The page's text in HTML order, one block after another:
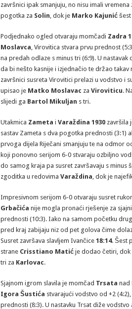
završnici ipak smanjuju, no nisu imali
pogotka za Solin , dok je Marko Kajunić
Podjednako ogled otvaraju momčadi Zadra
Moslavca , Virovitica stvara prvu prednost
na predah odlaze s minus tri (6:9). U
da bi nešto kasnije i izjednačio te držao
završnici susreta Virovitici prelazi u vodstvo i
upisao je Matko Moslavac za Viroviticu.
slijedi ga Bartol Mikuljan s tri.
Utakmica Zameta i Varaždina 1930 završila
sastav Zameta s dva pogotka prednosti (3:1)
prvoga dijela Riječani smanjuju te na odmor
koji ponovno serijom 6-0 stvaraju ozbiljno
do samog kraja pa susret završavaju s minus
zgoditka u redovima Varaždina , dok je
Impresivnom serijom 6-0 otvaraju susret
Grbačića nije mogla pronaći rješenje za
prednosti (10:3). Iako na samom početku
pred kraj zabijaju niz od pet golova čime
Susret završava slavljem Ivančice 18:14. Šest
strane Crisstiano Matić je dodao četiri, dok
tri za Karlovac.
Sjajnom igrom slavila je momčad Trsata nad
Igora Šustića stvarajući vodstvo od +2
prednosti (8:3). U nastavku Trsat diže